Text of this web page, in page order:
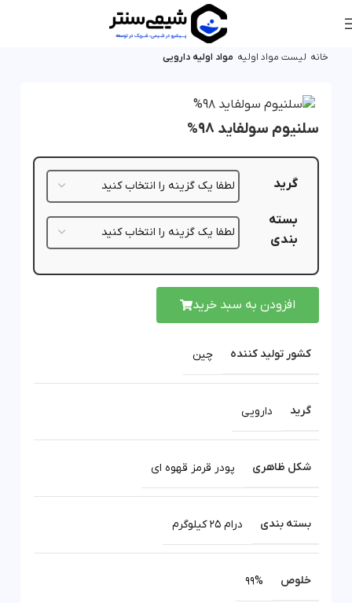
خانه لیست مواد اولیه مواد اولیه دارویی
سلنیوم سولفاید 98%
گرید
بسته
بندی
افزودن به سبد خرید
کشور تولید کننده چین
گرید دارویی
شکل ظاهری پودر قرمز قهوه‌ ای
بسته بندی درام 25 کیلوگرم
خلوص 99%